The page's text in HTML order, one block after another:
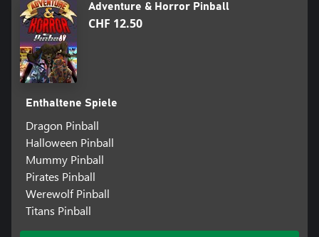
Adventure & Horror Pinball
CHF 12.50
Enthaltene Spiele
Dragon Pinball
Halloween Pinball
Mummy Pinball
Pirates Pinball
Werewolf Pinball
Titans Pinball